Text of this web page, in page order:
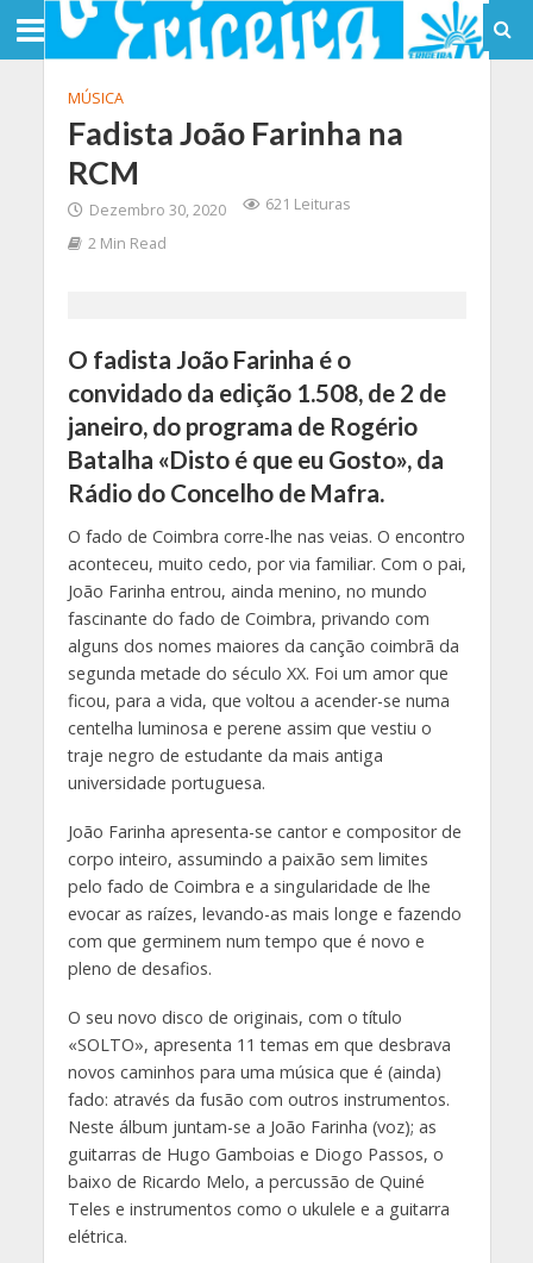
MÚSICA
Fadista João Farinha na
RCM
Dezembro 30, 2020
621 Leituras
2 Min Read
O fadista João Farinha é o
convidado da edição 1.508, de 2 de
janeiro, do programa de Rogério
Batalha «Disto é que eu Gosto», da
Rádio do Concelho de Mafra.
O fado de Coimbra corre-lhe nas veias. O encontro
aconteceu, muito cedo, por via familiar. Com o pai,
João Farinha entrou, ainda menino, no mundo
fascinante do fado de Coimbra, privando com
alguns dos nomes maiores da canção coimbrã da
segunda metade do século XX. Foi um amor que
ficou, para a vida, que voltou a acender-se numa
centelha luminosa e perene assim que vestiu o
traje negro de estudante da mais antiga
universidade portuguesa.
João Farinha apresenta-se cantor e compositor de
corpo inteiro, assumindo a paixão sem limites
pelo fado de Coimbra e a singularidade de lhe
evocar as raízes, levando-as mais longe e fazendo
com que germinem num tempo que é novo e
pleno de desafios.
O seu novo disco de originais, com o título
«SOLTO», apresenta 11 temas em que desbrava
novos caminhos para uma música que é (ainda)
fado: através da fusão com outros instrumentos.
Neste álbum juntam-se a João Farinha (voz); as
guitarras de Hugo Gamboias e Diogo Passos, o
baixo de Ricardo Melo, a percussão de Quiné
Teles e instrumentos como o ukulele e a guitarra
elétrica.